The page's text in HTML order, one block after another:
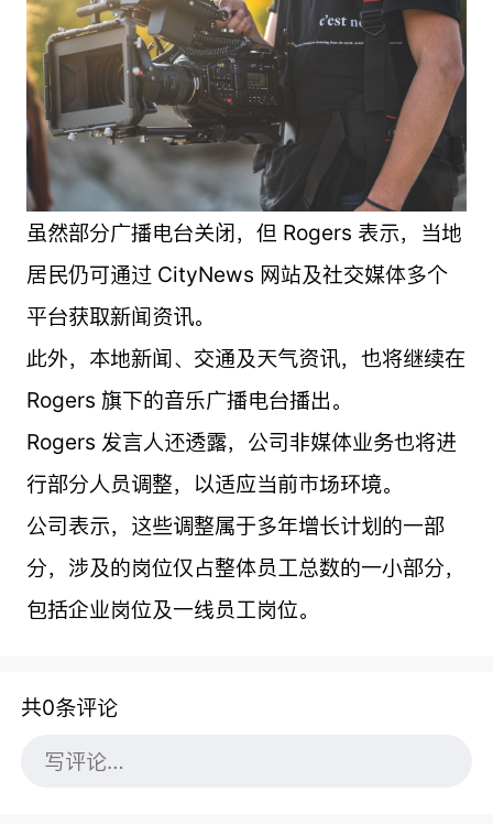
虽然部分广播电台关闭，但 Rogers 表示，当地
居民仍可通过 CityNews 网站及社交媒体多个
平台获取新闻资讯。
此外，本地新闻、交通及天气资讯，也将继续在
Rogers 旗下的音乐广播电台播出。
Rogers 发言人还透露，公司非媒体业务也将进
行部分人员调整，以适应当前市场环境。
公司表示，这些调整属于多年增长计划的一部
分，涉及的岗位仅占整体员工总数的一小部分，
包括企业岗位及一线员工岗位。
共0条评论